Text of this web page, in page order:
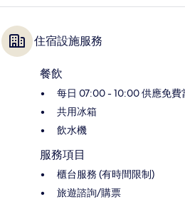
住宿設施服務
餐飲
每日 07:00 - 10:00 供應免費
共用冰箱
飲水機
服務項目
櫃台服務 (有時間限制)
旅遊諮詢/購票